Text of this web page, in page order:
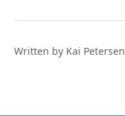
Written by Kai Petersen